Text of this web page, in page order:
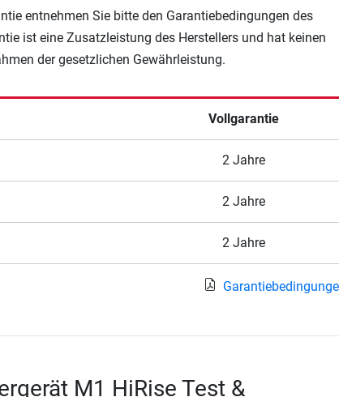
entnehmen Sie bitte den Garantiebedingungen des
ist eine Zusatzleistung des Herstellers und hat keinen
der gesetzlichen Gewährleistung.
Vollgarantie
2 Jahre
2 Jahre
2 Jahre
M1 HiRise Test &